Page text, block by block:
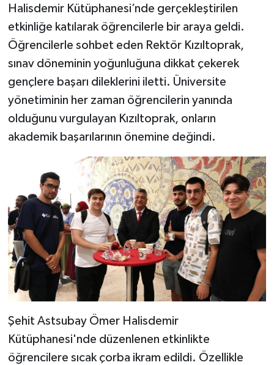
Halisdemir Kütüphanesi’nde gerçekleştirilen
etkinliğe katılarak öğrencilerle bir araya geldi.
Öğrencilerle sohbet eden Rektör Kızıltoprak,
sınav döneminin yoğunluğuna dikkat çekerek
gençlere başarı dileklerini iletti. Üniversite
yönetiminin her zaman öğrencilerin yanında
olduğunu vurgulayan Kızıltoprak, onların
akademik başarılarının önemine değindi.
Şehit Astsubay Ömer Halisdemir
Kütüphanesi'nde düzenlenen etkinlikte
öğrencilere sıcak çorba ikram edildi. Özellikle